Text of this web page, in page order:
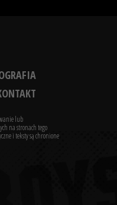
lub
na stronach tego
i teksty są chronione